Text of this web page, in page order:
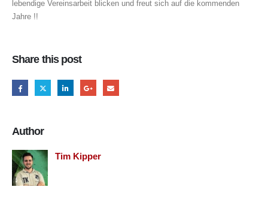
lebendige Vereinsarbeit blicken und freut sich auf die kommenden
Jahre !!
Share this post
Author
Tim Kipper